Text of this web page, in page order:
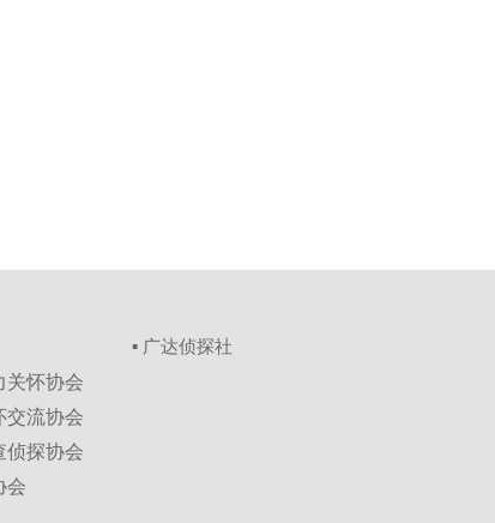
▪ 广达侦探社
关怀协会
交流协会
侦探协会
会